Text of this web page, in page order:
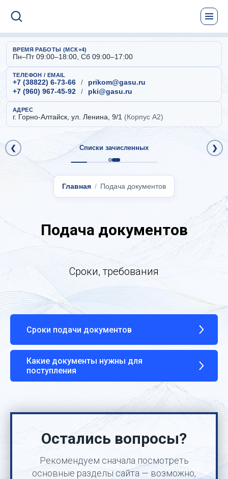
ВРЕМЯ РАБОТЫ (МСК+4)
Пн–Пт 09:00–18:00, Сб 09:00–17:00
ТЕЛЕФОН / EMAIL
+7 (38822) 6-73-66 /
prikom@gasu.ru
+7 (960) 967-45-92
/ pki@gasu.ru
АДРЕС
г. Горно-Алтайск, ул. Ленина, 9/1 (Корпус А2)
❮ Списки зачисленных ❯
Главная Подача документов
Подача документов
Сроки, требования
Сроки подачи документов
Какие документы нужны для
поступления
Остались вопросы?
Рекомендуем сначала посмотреть
основные разделы сайта — возможно,